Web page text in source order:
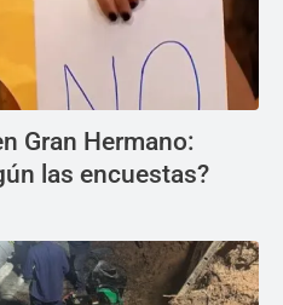
Gran Hermano:
las encuestas?